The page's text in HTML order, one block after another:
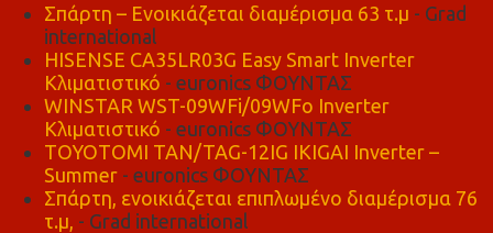
Σπάρτη – Ενοικιάζεται διαμέρισμα 63 τ.μ - Grad
international
HISENSE CA35LR03G Easy Smart Inverter
Κλιματιστικό - euronics ΦΟΥΝΤΑΣ
WINSTAR WST-09WFi/09WFo Inverter
Κλιματιστικό - euronics ΦΟΥΝΤΑΣ
TOYOTOMI TAN/TAG-12IG IKIGAI Inverter –
Summer - euronics ΦΟΥΝΤΑΣ
Σπάρτη, ενοικιάζεται επιπλωμένο διαμέρισμα 76
τ.μ, - Grad international